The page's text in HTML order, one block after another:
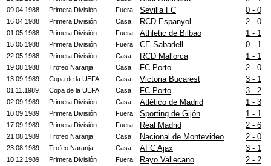
09.04.1988 Primera División Fuera Sevilla FC 0 - 0
16.04.1988 Primera División Casa RCD Espanyol 2 - 0
01.05.1988 Primera División Fuera Athletic de Bilbao 1 - 1
15.05.1988 Primera División Fuera CE Sabadell 0 - 1
22.05.1988 Primera División Casa RCD Mallorca 1 - 1
19.08.1988 Trofeo Naranja Casa FC Porto 2 - 0
13.09.1989 Copa de la UEFA Casa Victoria Bucarest 3 - 1
01.11.1989 Copa de la UEFA Casa FC Porto 3 - 2
02.09.1989 Primera División Casa Atlético de Madrid 1 - 3
10.09.1989 Primera División Fuera Sporting de Gijón 1 - 1
17.09.1989 Primera División Fuera Real Madrid 2 - 6
21.08.1989 Trofeo Naranja Casa Nacional de Montevideo 2 - 0
23.08.1989 Trofeo Naranja Casa AFC Ajax 3 - 1
10.12.1989 Primera División Fuera Rayo Vallecano 2 - 2